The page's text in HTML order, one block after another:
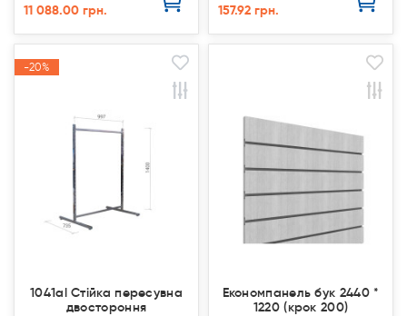
11 088.00 грн. 157.92 грн.
-20%
-20%
1041al Стійка пересувна
двостороння
Економпанель бук 2440 *
1220 (крок 200)